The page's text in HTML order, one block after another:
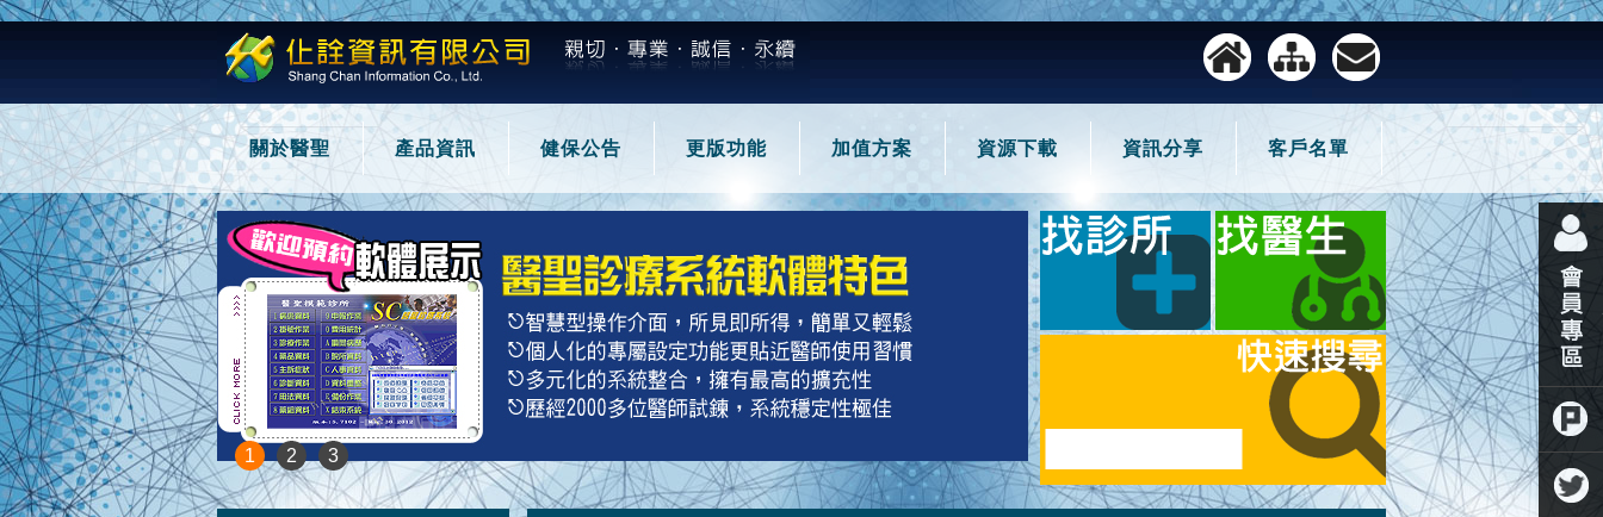
關於醫聖 產品資訊 健保公告 更版功能 加值方案 資源下載 資訊分享 客戶名單
1 2 3
噗浪